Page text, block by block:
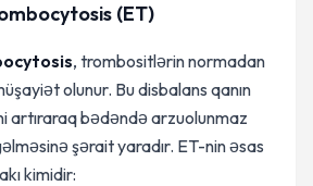
(ET)
, trombositlərin normadan
olunur. Bu disbalans qanın
artıraraq bədəndə arzuolunmaz
şərait yaradır. ET-nin əsas
kimidir: